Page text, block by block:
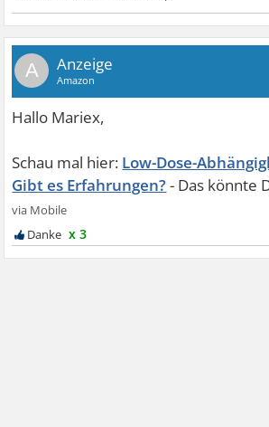
A
Low-Dose-
Gibt es Erfahrungen?
x 3